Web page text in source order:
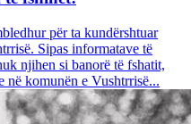
për ta kundërshtuar
Sipas informatave të
njihen si banorë të fshatit,
në komunën e Vushtrrisë...